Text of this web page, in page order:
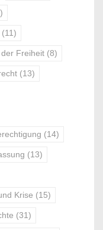
(11)
Freiheit (8)
(13)
(14)
(13)
Krise (15)
(31)